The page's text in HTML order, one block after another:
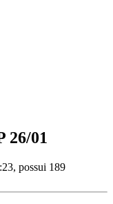
26/01
possui 189